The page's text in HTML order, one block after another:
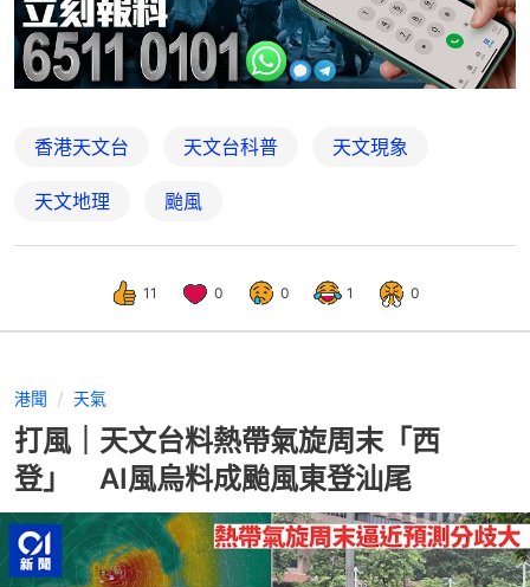
香港天文台 天文台科普 天文現象
天文地理 颱風
11 0 0 1 0
港聞 天氣
打風｜天文台料熱帶氣旋周末「西
登」 AI風烏料成颱風東登汕尾